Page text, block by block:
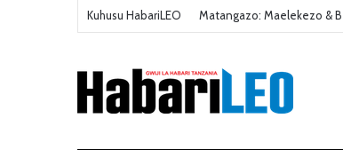
Kuhusu HabariLEO Matangazo: Maelekezo &